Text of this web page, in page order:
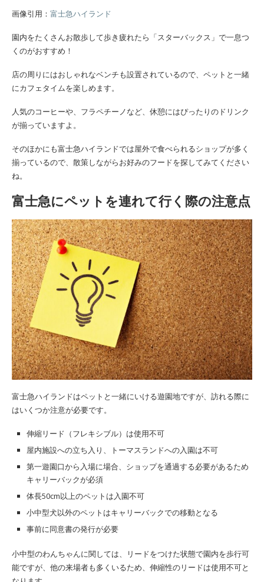
画像引用： 富士急ハイランド
園内をたくさんお散歩して歩き疲れたら「スターバックス」で一息つ
くのがおすすめ！
店の周りにはおしゃれなベンチも設置されているので、ペットと一緒
にカフェタイムを楽しめます。
人気のコーヒーや、フラペチーノなど、休憩にはぴったりのドリンク
が揃っていますよ。
そのほかにも富士急ハイランドでは屋外で食べられるショップが多く
揃っているので、散策しながらお好みのフードを探してみてください
ね。
富士急にペットを連れて行く際の注意点
富士急ハイランドはペットと一緒にいける遊園地ですが、訪れる際に
はいくつか注意が必要です。
伸縮リード（フレキシブル）は使用不可
屋内施設への立ち入り、トーマスランドへの入園は不可
第一遊園口から入場に場合、ショップを通過する必要があるため
キャリーバックが必須
体長50cm以上のペットは入園不可
小中型犬以外のペットはキャリーバックでの移動となる
事前に同意書の発行が必要
小中型のわんちゃんに関しては、リードをつけた状態で園内を歩行可
能ですが、他の来場者も多くいるため、伸縮性のリードは使用不可と